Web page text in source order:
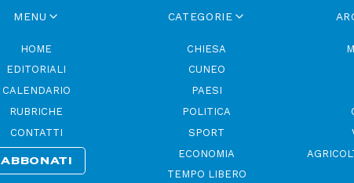
MENU
HOME
EDITORIALI
CALENDARIO
RUBRICHE
CONTATTI
ABBONATI
CATEGORIE
CHIESA
CUNEO
PAESI
POLITICA
SPORT
ECONOMIA
TEMPO LIBERO